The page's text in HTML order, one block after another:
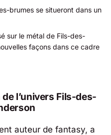
brumes se situeront dans un
sur le métal de Fils-des-
façons dans ce cadre
l’univers Fils-des-
auteur de fantasy, a